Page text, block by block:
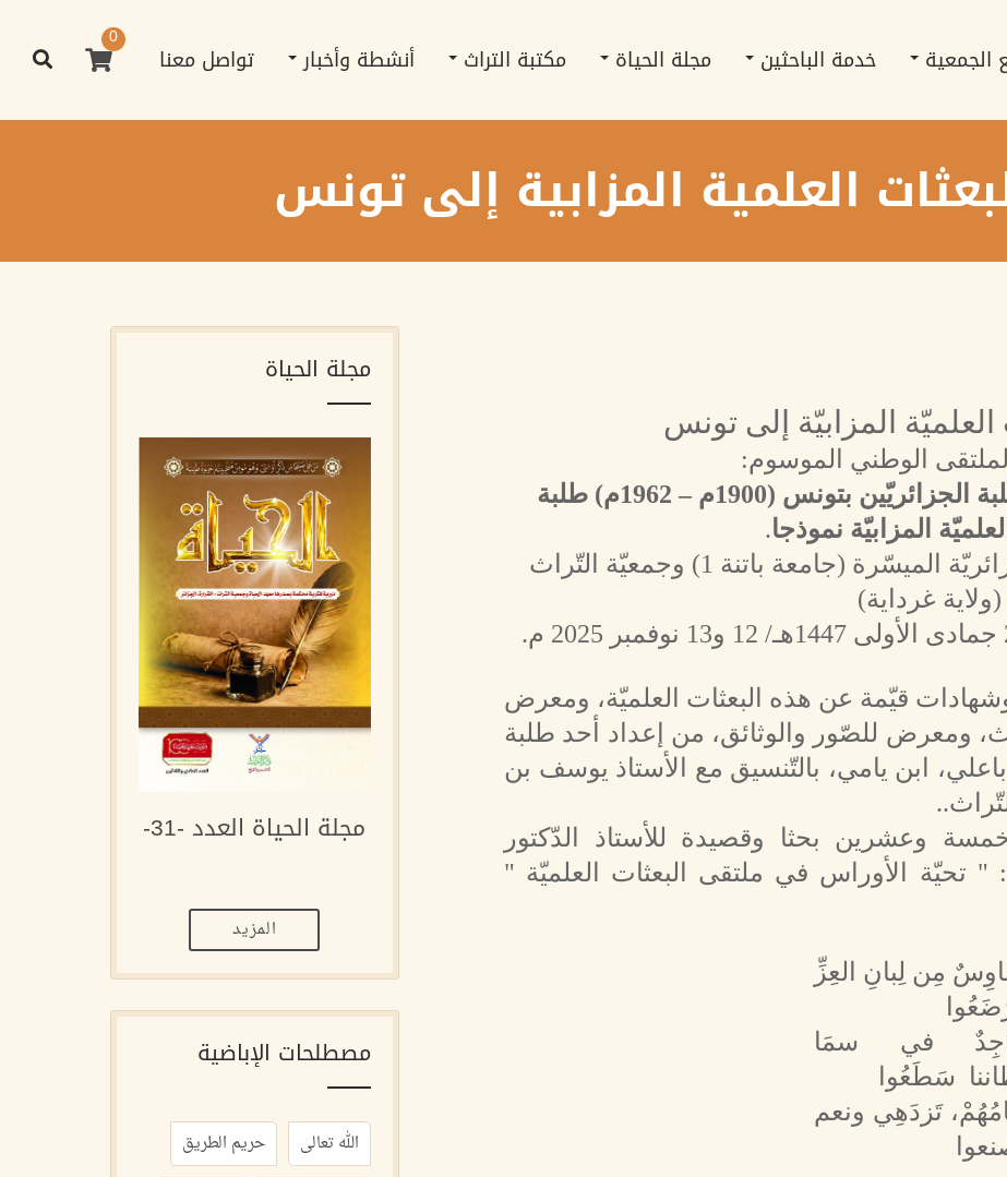
الجمعية خدمة الباحثين مجلة الحياة مكتبة التراث أنشطة وأخبار تواصل معنا
0
العلمية المزابية إلى تونس
المزابيّة إلى تونس
الوطني الموسوم:
النّشاط الفكري والثّقافي للطّلبة الجزائريّين بتونس (1900م – 1962م) طلبة
المزابيّة نموذجا.
من تنظيم مخبر الموسوعة الجزائريّة الميسّرة (جامعة باتنة 1) وجمعيّة التّراث
(ولاية غرداية)
قيّمة عن هذه البعثات العلميّة، ومعرض
ومعرض للصّور والوثائق، من إعداد أحد طلبة
باعلي، ابن يامي، بالتّنسيق مع الأستاذ يوسف بن
وعشرين بحثا وقصيدة للأستاذ الدّكتور
تحيّة الأوراس في ملتقى البعثات العلميّة "
مِن لِبانِ العِزِّ
في سمَا
سَطَعُوا
تَزدَهِي ونعم
مجلة الحياة
مجلة الحياة العدد -31-
المزيد
مصطلحات الإباضية
الله تعالى
حريم الطريق